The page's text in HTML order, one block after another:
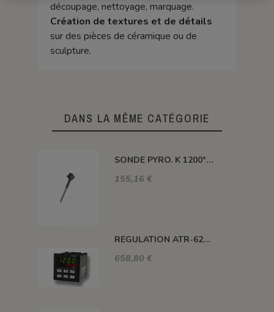
découpage, nettoyage, marquage.
Création de textures et de détails
sur des pièces de céramique ou de
sculpture.
DANS LA MÊME CATÉGORIE
SONDE PYRO. K 1200° 300MM AVEC TETE
155,16 €
REGULATION ATR-621 13 ABC-T
658,80 €